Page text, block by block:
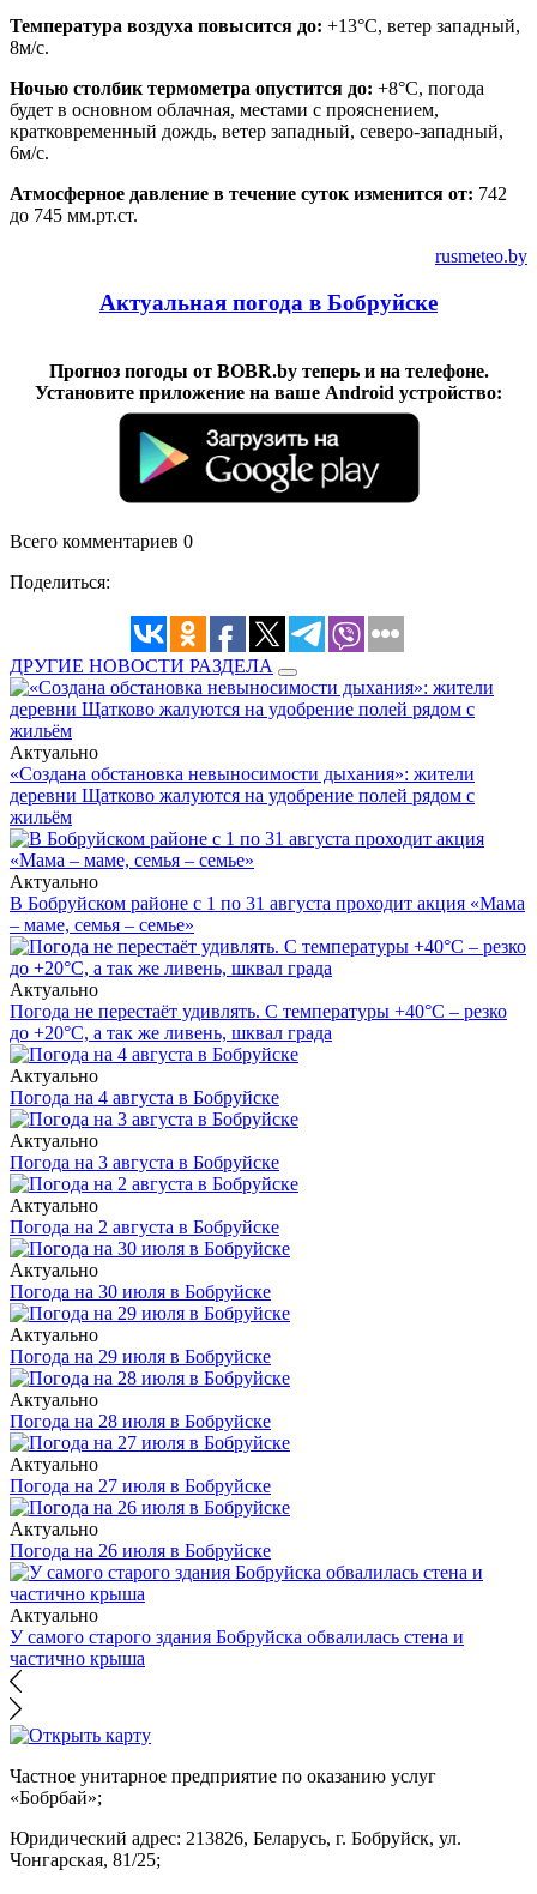
Температура воздуха повысится до: +13°C, ветер западный,
8м/с.
Ночью столбик термометра опустится до: +8°C, погода
будет в основном облачная, местами с прояснением,
кратковременный дождь, ветер западный, северо-западный,
6м/с.
Атмосферное давление в течение суток изменится от: 742
до 745 мм.рт.ст.
rusmeteo.by
Актуальная погода в Бобруйске
Прогноз погоды от BOBR.by теперь и на телефоне.
Установите приложение на ваше Android устройство:
Всего комментариев 0
Поделиться:
ДРУГИЕ НОВОСТИ РАЗДЕЛА
Актуально
«Создана обстановка невыносимости дыхания»: жители
деревни Щатково жалуются на удобрение полей рядом с
жильём
Актуально
В Бобруйском районе с 1 по 31 августа проходит акция «Мама
– маме, семья – семье»
Актуально
Погода не перестаёт удивлять. С температуры +40°С – резко
до +20°С, а так же ливень, шквал града
Актуально
Погода на 4 августа в Бобруйске
Актуально
Погода на 3 августа в Бобруйске
Актуально
Погода на 2 августа в Бобруйске
Актуально
Погода на 30 июля в Бобруйске
Актуально
Погода на 29 июля в Бобруйске
Актуально
Погода на 28 июля в Бобруйске
Актуально
Погода на 27 июля в Бобруйске
Актуально
Погода на 26 июля в Бобруйске
Актуально
У самого старого здания Бобруйска обвалилась стена и
частично крыша
Частное унитарное предприятие по оказанию услуг
«Бобрбай»;
Юридический адрес: 213826, Беларусь, г. Бобруйск, ул.
Чонгарская, 81/25;